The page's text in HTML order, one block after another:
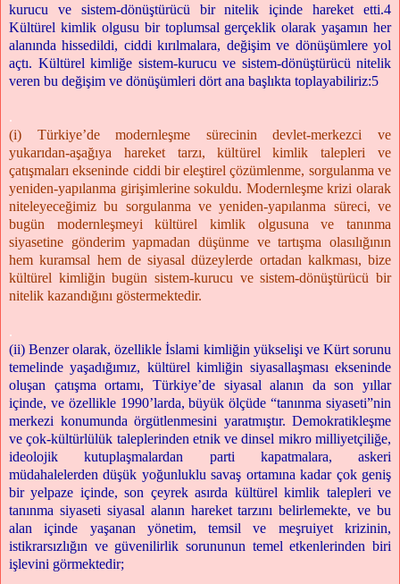
kurucu ve sistem-dönüştürücü bir nitelik içinde hareket etti.4
Kültürel kimlik olgusu bir toplumsal gerçeklik olarak yaşamın her
alanında hissedildi, ciddi kırılmalara, değişim ve dönüşümlere yol
açtı. Kültürel kimliğe sistem-kurucu ve sistem-dönüştürücü nitelik
veren bu değişim ve dönüşümleri dört ana başlıkta toplayabiliriz:5
.
(i) Türkiye’de modernleşme sürecinin devlet-merkezci ve
yukarıdan-aşağıya hareket tarzı, kültürel kimlik talepleri ve
çatışmaları ekseninde ciddi bir eleştirel çözümlenme, sorgulanma ve
yeniden-yapılanma girişimlerine sokuldu. Modernleşme krizi olarak
niteleyeceğimiz bu sorgulanma ve yeniden-yapılanma süreci, ve
bugün modernleşmeyi kültürel kimlik olgusuna ve tanınma
siyasetine gönderim yapmadan düşünme ve tartışma olasılığının
hem kuramsal hem de siyasal düzeylerde ortadan kalkması, bize
kültürel kimliğin bugün sistem-kurucu ve sistem-dönüştürücü bir
nitelik kazandığını göstermektedir.
.
(ii) Benzer olarak, özellikle İslami kimliğin yükselişi ve Kürt sorunu
temelinde yaşadığımız, kültürel kimliğin siyasallaşması ekseninde
oluşan çatışma ortamı, Türkiye’de siyasal alanın da son yıllar
içinde, ve özellikle 1990’larda, büyük ölçüde “tanınma siyaseti”nin
merkezi konumunda örgütlenmesini yaratmıştır. Demokratikleşme
ve çok-kültürlülük taleplerinden etnik ve dinsel mikro milliyetçiliğe,
ideolojik kutuplaşmalardan parti kapatmalara, askeri
müdahalelerden düşük yoğunluklu savaş ortamına kadar çok geniş
bir yelpaze içinde, son çeyrek asırda kültürel kimlik talepleri ve
tanınma siyaseti siyasal alanın hareket tarzını belirlemekte, ve bu
alan içinde yaşanan yönetim, temsil ve meşruiyet krizinin,
istikrarsızlığın ve güvenilirlik sorununun temel etkenlerinden biri
işlevini görmektedir;